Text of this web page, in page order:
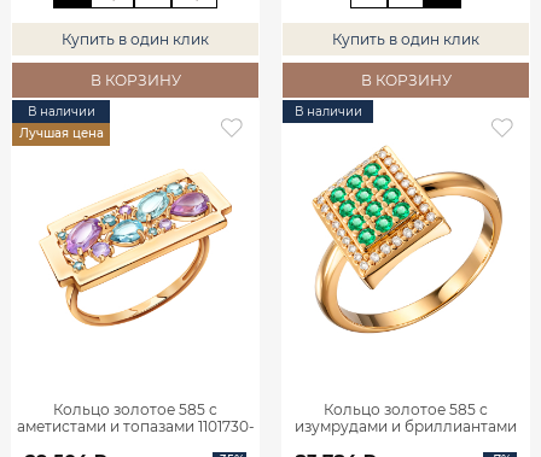
Купить в один клик
В КОРЗИНУ
Купить в один клик
В КОРЗИНУ
В наличии
Лучшая цена
Кольцо золотое 585 с
аметистами и топазами 1101730-
В наличии
Кольцо золотое 585 с
изумрудами и бриллиантами